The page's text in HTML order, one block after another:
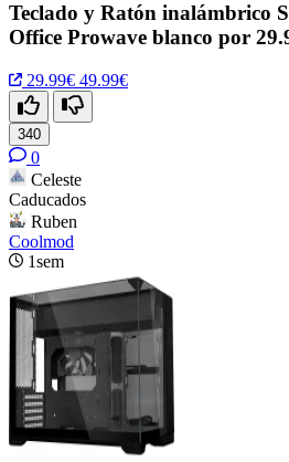
Teclado y Ratón inalámbrico
Office Prowave blanco por
29.99€ 49.99€
340
0
Celeste
Caducados
Ruben
Coolmod
1sem